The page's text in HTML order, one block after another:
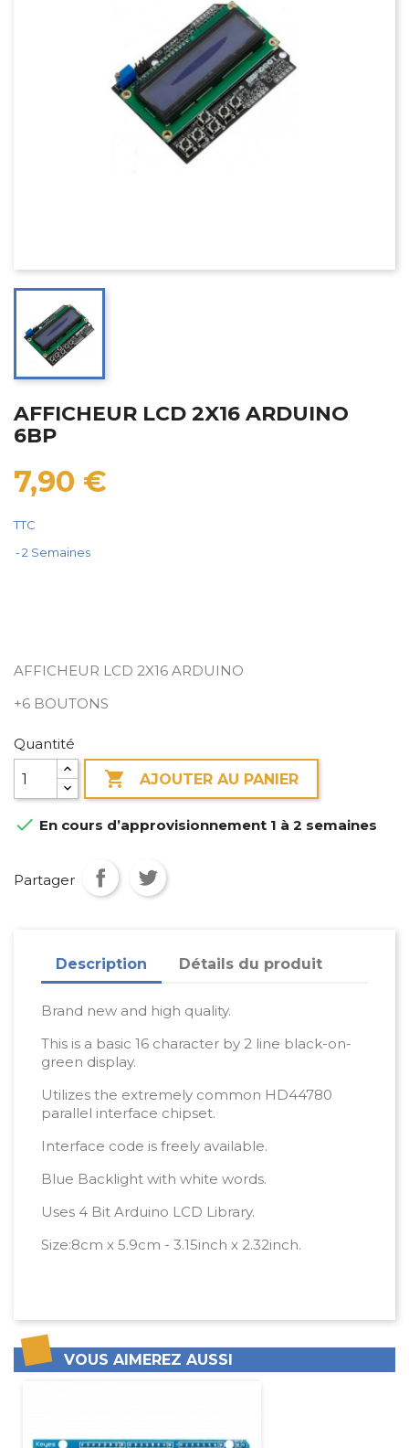
AFFICHEUR LCD 2X16 ARDUINO
6BP
7,90 €
TTC
2 Semaines
AFFICHEUR LCD 2X16 ARDUINO
+6 BOUTONS
Quantité
 AJOUTER AU PANIER
 En cours d’approvisionnement 1 à 2 semaines
Partager
Description Détails du produit
Brand new and high quality.
This is a basic 16 character by 2 line black-on-
green display.
Utilizes the extremely common HD44780
parallel interface chipset.
Interface code is freely available.
Blue Backlight with white words.
Uses 4 Bit Arduino LCD Library.
Size:8cm x 5.9cm - 3.15inch x 2.32inch.
VOUS AIMEREZ AUSSI